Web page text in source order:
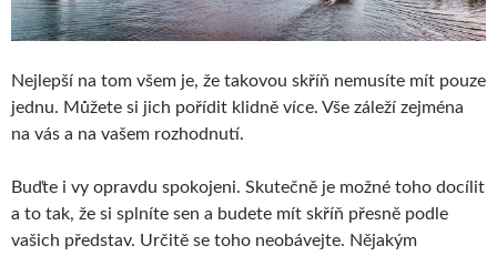
Nejlepší na tom všem je, že takovou skříň nemusíte mít pouze
jednu. Můžete si jich pořídit klidně více. Vše záleží zejména
na vás a na vašem rozhodnutí.
Buďte i vy opravdu spokojeni. Skutečně je možné toho docílit
a to tak, že si splníte sen a budete mít skříň přesně podle
vašich představ. Určitě se toho neobávejte. Nějakým